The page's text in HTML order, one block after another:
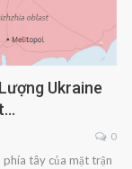
Ukraine
0
tây của mặt trận